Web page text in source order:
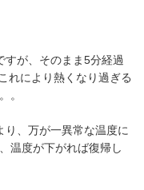
が、そのまま5分経過
れにより熱くなり過ぎる
。
、万が一異常な温度に
温度が下がれば復帰し